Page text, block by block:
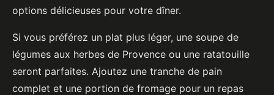
options délicieuses pour votre dîner.
Si vous préférez un plat plus léger, une soupe de
légumes aux herbes de Provence ou une ratatouille
seront parfaites. Ajoutez une tranche de pain
complet et une portion de fromage pour un repas